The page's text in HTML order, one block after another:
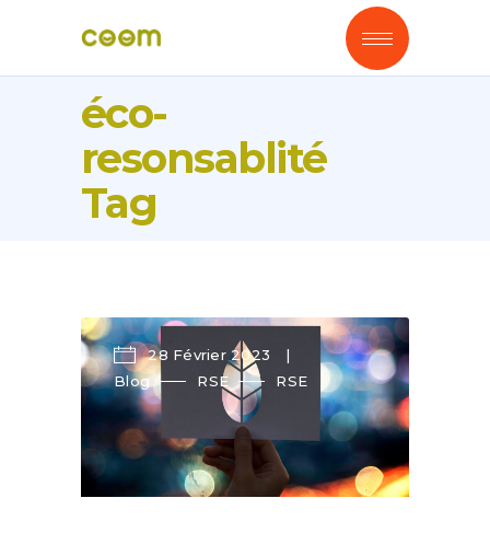
éco-
resonsablité
Tag
28 Février 2023
Blog
RSE RSE